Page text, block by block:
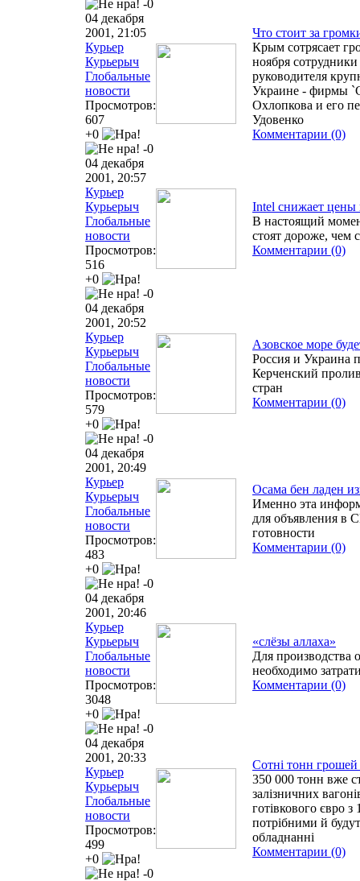
-0
04 декабря
2001, 21:05
Курьер
Курьерыч
Глобальные
новости
Просмотров:
607
+0
-0
Что стоит за
Крым сотрясает
ноября
руководителя
Украине - фирмы
Охлопкова и его
Удовенко
Комментарии (0)
04 декабря
2001, 20:57
Курьер
Курьерыч
Глобальные
новости
Просмотров:
516
+0
-0
Intel снижает цены
В настоящий
стоят дороже, чем
Комментарии (0)
04 декабря
2001, 20:52
Курьер
Курьерыч
Глобальные
новости
Просмотров:
579
+0
-0
Азовское море
Россия и Украина
Керченский
стран
Комментарии (0)
04 декабря
2001, 20:49
Курьер
Курьерыч
Глобальные
новости
Просмотров:
483
+0
-0
Осама бен ладен
Именно эта
для объявления
готовности
Комментарии (0)
04 декабря
2001, 20:46
Курьер
Курьерыч
Глобальные
новости
Просмотров:
3048
+0
-0
«слёзы аллаха»
Для производства
необходимо
Комментарии (0)
04 декабря
2001, 20:33
Курьер
Курьерыч
Глобальные
новости
Просмотров:
499
+0
-0
Сотні тонн грошей
350 000 тонн вже
залізничних
готівкового євро з
потрібними й
обладнанні
Комментарии (0)